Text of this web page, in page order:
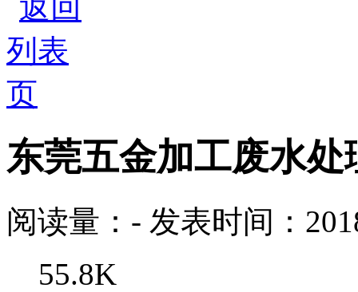
东莞五金加工废水
阅读量： - 发表时间：
55.8K